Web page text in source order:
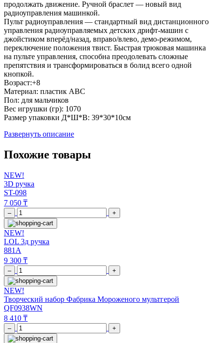
продолжать движение. Ручной браслет — новый вид
радиоуправления машинкой.
Пульт радиоуправления — стандартный вид дистанционного
управления радиоуправляемых детских дрифт-машин с
джойстиком вперёд/назад, вправо/влево, демо-режимом,
переключение положения твист. Быстрая трюковая машинка
на пульте управления, способна преодолевать сложные
препятствия и трансформироваться в болид всего одной
кнопкой.
Возраст:+8
Материал: пластик АВС
Пол: для мальчиков
Вес игрушки (гр): 1070
Размер упаковки Д*Ш*В: 39*30*10см
Развернуть описание
Похожие товары
NEW!
3D ручка
ST-098
7 050 ₸
– +
NEW!
LOL 3д ручка
881A
9 300 ₸
– +
NEW!
Творческий набор Фабрика Мороженого мультгерой
QF0938WN
8 410 ₸
– +